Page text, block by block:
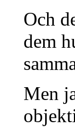
Och
dem
Men